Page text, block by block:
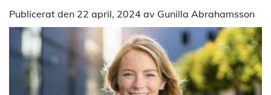
Publicerat den 22 april, 2024 av Gunilla Abrahamsson